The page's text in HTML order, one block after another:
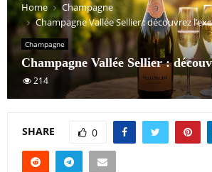
Home
Champagne
Champagne Vallée Sellier : découvrez
Champagne
Champagne Vallée Sellier :
214
SHARE 0